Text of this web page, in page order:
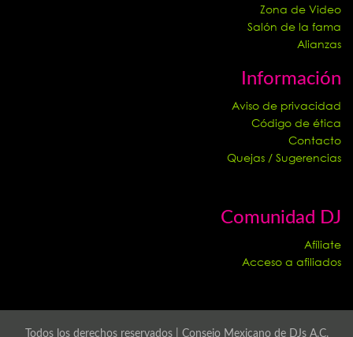
Zona de Video
Salón de la fama
Alianzas
Información
Aviso de privacidad
Código de ética
Contacto
Quejas / Sugerencias
Comunidad DJ
Afíliate
Acceso a afiliados
Todos los derechos reservados | Consejo Mexicano de DJs A.C.